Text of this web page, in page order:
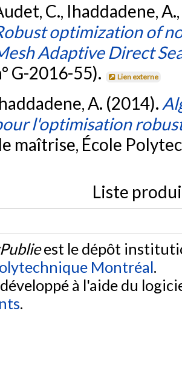
C., Ihaddadene,
optimization of
Adaptive Direct
G-2016-55).
Lien externe
A. (2014).
l'optimisation
maîtrise, École
Liste
est le dépôt
Montréal.
à l'aide du
.